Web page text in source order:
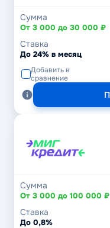
Сумма
От 3 000 до 30 000 ₽
Ставка
До 24% в месяц
Добавить в
сравнение
Сумма
От 3 000 до 100 000 ₽
Ставка
До 0,8%